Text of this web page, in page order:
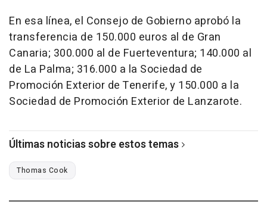
En esa línea, el Consejo de Gobierno aprobó la
transferencia de 150.000 euros al de Gran
Canaria; 300.000 al de Fuerteventura; 140.000 al
de La Palma; 316.000 a la Sociedad de
Promoción Exterior de Tenerife, y 150.000 a la
Sociedad de Promoción Exterior de Lanzarote.
Últimas noticias sobre estos temas
Thomas Cook